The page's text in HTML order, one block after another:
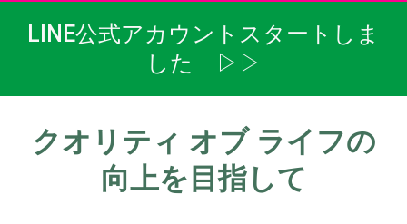
LINE公式アカウントスタートしま
した ▷▷
クオリティ オブ ライフの
向上を目指して